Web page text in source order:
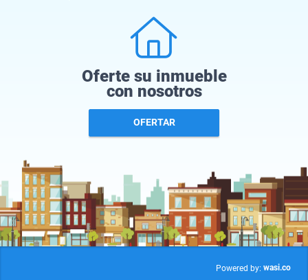
Oferte su inmueble
con nosotros
OFERTAR
Powered by: wasi.co